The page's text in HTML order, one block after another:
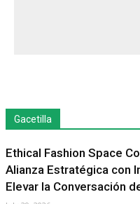
Gacetilla
Ethical Fashion Space
Alianza Estratégica con
Elevar la Conversación